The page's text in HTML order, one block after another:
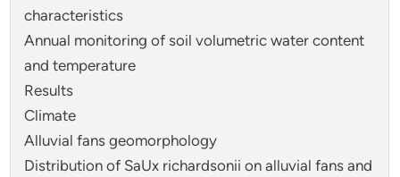
characteristics
Annual monitoring of soil volumetric water content
and temperature
Results
Climate
Alluvial fans geomorphology
Distribution of SaUx richardsonii on alluvial fans and